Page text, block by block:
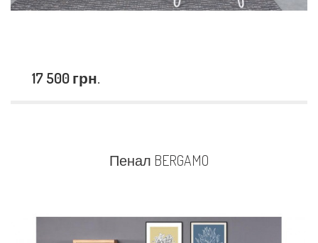
17 500 грн.
Пенал BERGAMO